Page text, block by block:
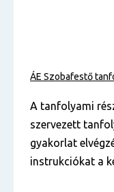
ÁE Szobafestő
A tanfolyami
szervezett
gyakorlat
instrukciókat a